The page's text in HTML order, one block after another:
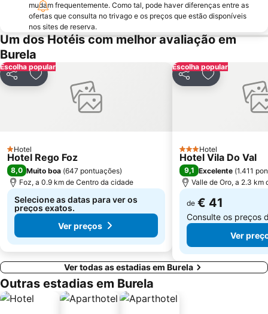
mudam frequentemente. Como tal, pode haver diferenças entre as
ofertas que consulta no trivago e os preços que estão disponíveis
nos sites de reserva.
Um dos Hotéis com melhor avaliação em
Burela
Escolha popular
PartilharAdicionar aos favoritos
1 Estrelas
Hotel
Hotel Rego Foz
8,0 Muito boa (647 pontuações)
Foz, a 0.9 km de Centro da cidade
Selecione as datas para ver os
preços exatos.
Ver preços
Escolha popular
PartilharAdicionar
3 Estrelas
Hotel
Hotel Vila Do Val
9,1 Excelente (1.411
Valle de Oro, a 2.3 km
de € 41
Consulte os preços
Ver
Ver todas as estadias em Burela
Outras estadias em Burela